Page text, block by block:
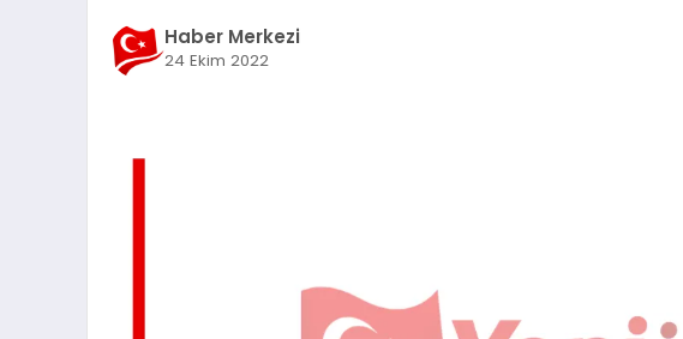
Haber Merkezi
24 Ekim 2022